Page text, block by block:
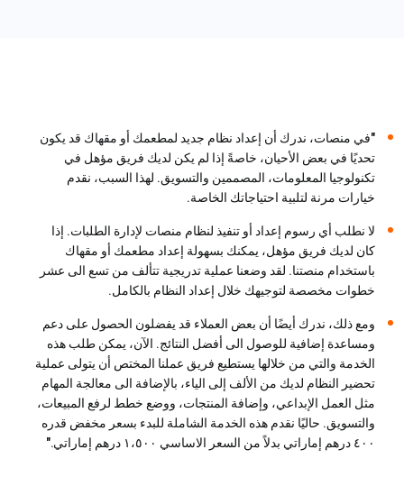
"في منصات، ندرك أن إعداد نظام جديد لمطعمك أو مقهاك قد يكون
تحديًا في بعض الأحيان، خاصةً إذا لم يكن لديك فريق مؤهل في
تكنولوجيا المعلومات، المصممين والتسويق. لهذا السبب، نقدم
خيارات مرنة لتلبية احتياجاتك الخاصة.
لا نطلب أي رسوم إعداد أو تنفيذ لنظام منصات لإدارة الطلبات. إذا
كان لديك فريق مؤهل، يمكنك بسهولة إعداد مطعمك أو مقهاك
باستخدام منصتنا. لقد وضعنا عملية تدريجية تتألف من تسع الى عشر
خطوات مخصصة لتوجيهك خلال إعداد النظام بالكامل.
ومع ذلك، ندرك أيضًا أن بعض العملاء قد يفضلون الحصول على دعم
ومساعدة إضافية للوصول الى أفضل النتائج. الآن، يمكن طلب هذه
الخدمة والتي من خلالها يستطيع فريق عملنا المختص أن يتولى عملية
تحضير النظام لديك من الألف إلى الياء، بالإضافة الى معالجة المهام
مثل العمل الإبداعي، وإضافة المنتجات، ووضع خطط لرفع المبيعات،
والتسويق. حاليًا نقدم هذه الخدمة الشاملة للبدء بسعر مخفض قدره
٤٠٠ درهم إماراتي بدلاً من السعر الاساسي ١،٥٠٠ درهم إماراتي."